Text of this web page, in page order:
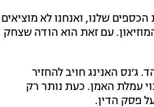
הכספים שלנו, ואנחנו לא מוציאים
עם זאת הוא הודה שצחק
האנינג חויב להחזיר
עמלת האמן. כעת נותר רק
פסק הדין.